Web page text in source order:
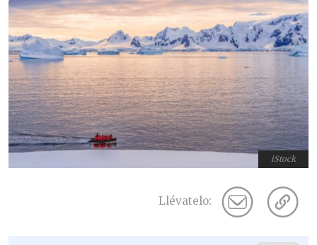
iStock
Llévatelo: